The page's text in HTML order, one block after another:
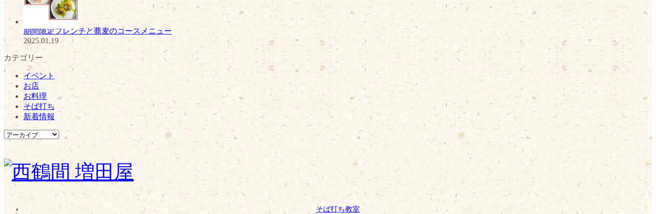
期間限定フレンチと蕎麦のコースメニュー
2025.01.19
カテゴリー
イベント
お店
お料理
そば打ち
新着情報
そば打ち教室